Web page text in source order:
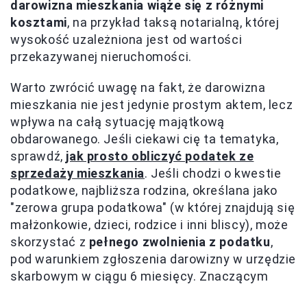
darowizna mieszkania wiąże się z różnymi
kosztami, na przykład taksą notarialną, której
wysokość uzależniona jest od wartości
przekazywanej nieruchomości.
Warto zwrócić uwagę na fakt, że darowizna
mieszkania nie jest jedynie prostym aktem, lecz
wpływa na całą sytuację majątkową
obdarowanego. Jeśli ciekawi cię ta tematyka,
sprawdź, jak prosto obliczyć podatek ze
sprzedaży mieszkania. Jeśli chodzi o kwestie
podatkowe, najbliższa rodzina, określana jako
"zerowa grupa podatkowa" (w której znajdują się
małżonkowie, dzieci, rodzice i inni bliscy), może
skorzystać z pełnego zwolnienia z podatku,
pod warunkiem zgłoszenia darowizny w urzędzie
skarbowym w ciągu 6 miesięcy. Znaczącym